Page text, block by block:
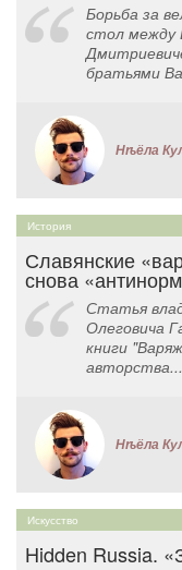
Борьба за
стол между
братьями
Нѣёла
История
Славянские
снова
Статья
Олеговича
книги
авторства...
Нѣёла
Искусство
Hidden Russia.